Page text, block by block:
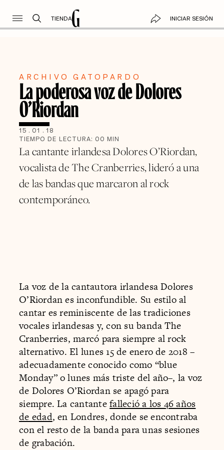
TIENDA INICIAR SESIÓN
ARCHIVO GATOPARDO
La poderosa voz de Dolores
O’Riordan
15 . 01 . 18
TIEMPO DE LECTURA: 00 MIN
La cantante irlandesa Dolores O’Riordan,
vocalista de The Cranberries, lideró a una
de las bandas que marcaron al rock
contemporáneo.
La voz de la cantautora irlandesa Dolores
O’Riordan es inconfundible. Su estilo al
cantar es reminiscente de las tradiciones
vocales irlandesas y, con su banda The
Cranberries, marcó para siempre al rock
alternativo. El lunes 15 de enero de 2018 –
adecuadamente conocido como “blue
Monday” o lunes más triste del año–, la voz
de Dolores O’Riordan se apagó para
siempre. La cantantefalleció a los 46 años
de edad, en Londres, donde se encontraba
con el resto de la banda para unas sesiones
de grabación.